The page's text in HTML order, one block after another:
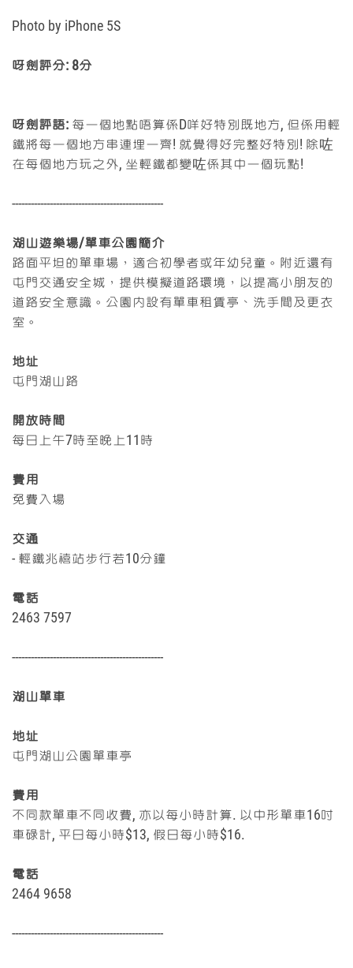
Photo by iPhone 5S
呀劍評分: 8分
呀劍評語: 每一個地點唔算係D咩好特別既地方, 但係用輕
鐵將每一個地方串連埋一齊! 就覺得好完整好特別! 除咗
在每個地方玩之外, 坐輕鐵都變咗係其中一個玩點!
------------------------------------------------
湖山遊樂場/單車公園簡介
路面平坦的單車場，適合初學者或年幼兒童。附近還有
屯門交通安全城，提供模擬道路環境，以提高小朋友的
道路安全意識。公園內設有單車租賃亭、洗手間及更衣
室。
地址
屯門湖山路
開放時間
每日上午7時至晚上11時
費用
免費入場
交通
- 輕鐵兆禧站步行若10分鐘
電話
2463 7597
------------------------------------------------
湖山單車
地址
屯門湖山公園單車亭
費用
不同款單車不同收費, 亦以每小時計算. 以中形單車16吋
車碌計, 平日每小時$13, 假日每小時$16.
電話
2464 9658
------------------------------------------------